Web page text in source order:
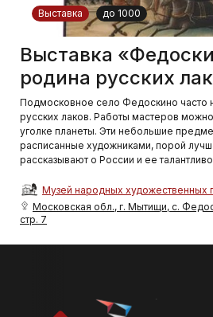
Выставка до 1000
Выставка
родина русских
Подмосковное село Федоскино часто
русских лаков. Работы мастеров
уголке планеты. Эти небольшие
расписанные художниками, порой
рассказывают о России и ее
Музей народных художественных
Московская обл., г. Мытищи, с.
стр. 7